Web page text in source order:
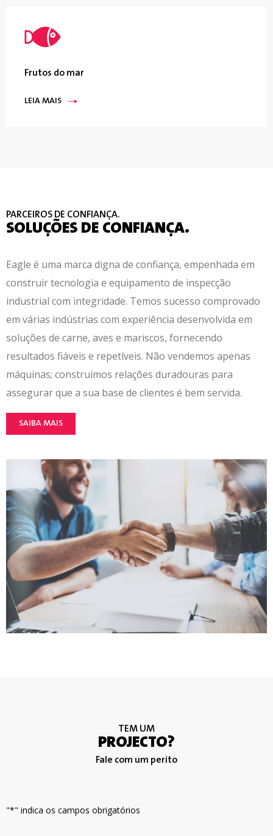
Frutos do mar
LEIA MAIS
PARCEIROS DE CONFIANÇA.
SOLUÇÕES DE CONFIANÇA.
Eagle é uma marca digna de confiança, empenhada em
construir tecnologia e equipamento de inspecção
industrial com integridade. Temos sucesso comprovado
em várias indústrias com experiência desenvolvida em
soluções de carne, aves e mariscos, fornecendo
resultados fiáveis e repetíveis. Não vendemos apenas
máquinas; construímos relações duradouras para
assegurar que a sua base de clientes é bem servida.
SAIBA MAIS
TEM UM
PROJECTO?
Fale com um perito
"*" indica os campos obrigatórios